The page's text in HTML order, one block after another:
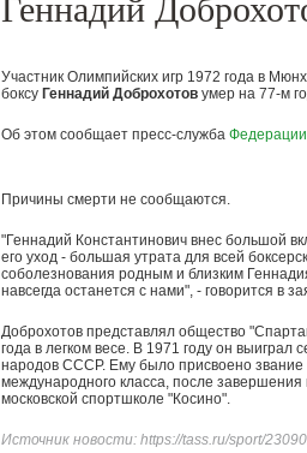
Геннадий
Участник Олимпийских игр 1972 года в
боксу Геннадий Доброхотов умер на 77-м
Об этом сообщает пресс-служба Федерации
Причины смерти не сообщаются.
"Геннадий Константинович внес большой
его уход - большая утрата для всей
соболезнования родным и близким
навсегда останется с нами", - говорится в
Доброхотов представлял общество
года в легком весе. В 1971 году он выиграл
народов СССР. Ему было присвоено
международного класса, после
московской спортшколе "Косино".
Источник новости: https://tass.ru/sport/